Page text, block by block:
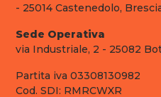
- 25014 Castenedolo,
Sede Operativa
via Industriale, 2 - 25082
Partita iva 03308130982
Cod. SDI: RMRCWXR